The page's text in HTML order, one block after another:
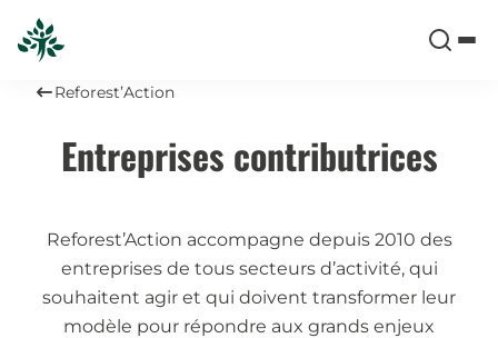
Reforest’Action
Entreprises contributrices
Reforest’Action accompagne depuis 2010 des
entreprises de tous secteurs d’activité, qui
souhaitent agir et qui doivent transformer leur
modèle pour répondre aux grands enjeux